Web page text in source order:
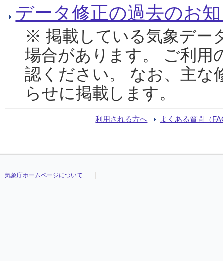
データ修正の過去のお
※ 掲載している気象デー
場合があります。 ご利用
認ください。 なお、主な
らせに掲載します。
利用される方へ よくある質問（
気象庁ホームページについて